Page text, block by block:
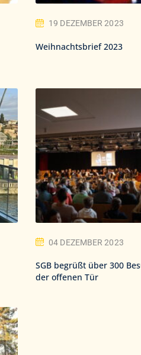
19 DEZEMBER 2023
Weihnachtsbrief 2023
04 DEZEMBER 2023
SGB begrüßt über 300
der offenen Tür